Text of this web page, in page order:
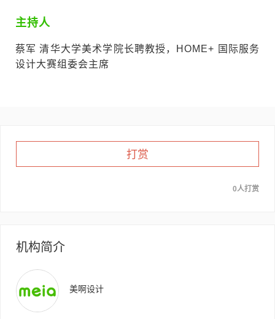
主持人
蔡军 清华大学美术学院长聘教授，HOME+ 国际服务
设计大赛组委会主席
打赏
0人打赏
机构简介
美啊设计